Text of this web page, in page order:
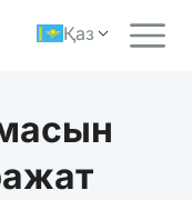
Қаз